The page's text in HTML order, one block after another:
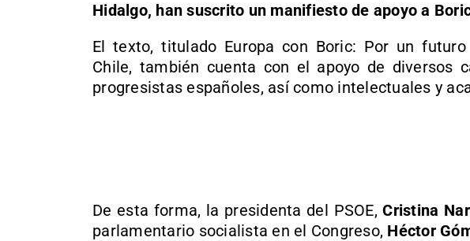
Hidalgo, han suscrito un manifiesto de apoyo a
El texto, titulado Europa con Boric: Por un
Chile, también cuenta con el apoyo de diversos
progresistas españoles, así como intelectuales y
De esta forma, la presidenta del PSOE,Cristina
parlamentario socialista en el Congreso, Héctor